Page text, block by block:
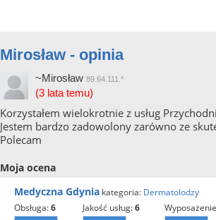
Mirosław - opinia
~Mirosław 89.64.111.*
(3 lata temu)
Korzystałem wielokrotnie z usług
Jestem bardzo zadowolony zarówno ze
Polecam
Moja ocena
Medyczna Gdynia kategoria: Dermatolodzy
obsługa:6 jakość usług:6